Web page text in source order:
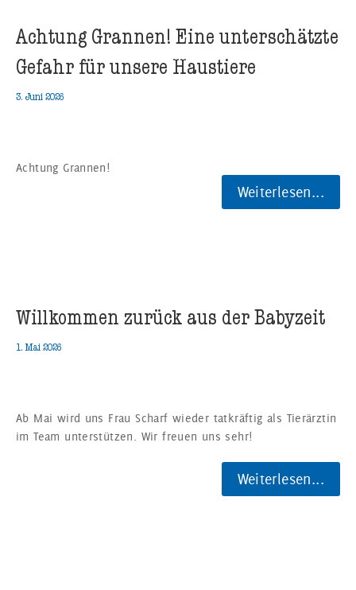
Achtung Grannen! Eine unterschätzte
Gefahr für unsere Haustiere
3. Juni 2026
Achtung Grannen!
Weiterlesen...
Willkommen zurück aus der Babyzeit
1. Mai 2026
Ab Mai wird uns Frau Scharf wieder tatkräftig als Tierärztin
im Team unterstützen. Wir freuen uns sehr!
Weiterlesen...